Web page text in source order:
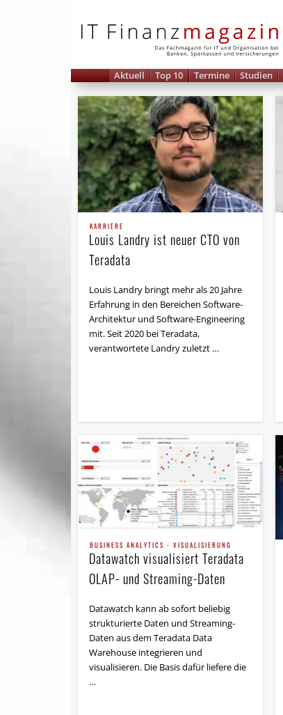
Aktuell Top 10 Termine Studien
KARRIERE
Louis Landry ist neuer CTO von
Teradata
Louis Landry bringt mehr als 20 Jahre
Erfahrung in den Bereichen Software-
Architektur und Software-Engineering
mit. Seit 2020 bei Teradata,
verantwortete Landry zuletzt …
BUSINESS ANALYTICS - VISUALISIERUNG
Datawatch visualisiert Teradata
OLAP- und Streaming-Daten
Datawatch kann ab sofort beliebig
strukturierte Daten und Streaming-
Daten aus dem Teradata Data
Warehouse integrieren und
visualisieren. Die Basis dafür liefere die
…